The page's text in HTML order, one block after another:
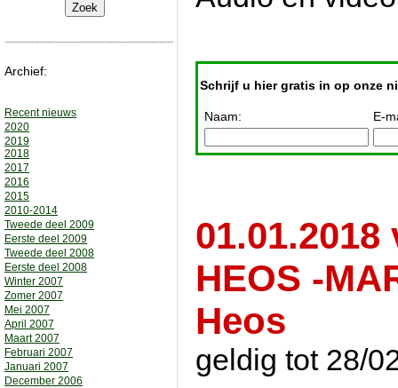
Archief:
Recent nieuws
2020
2019
2018
2017
2016
2015
2010-2014
Tweede deel 2009
Eerste deel 2009
Tweede deel 2008
Eerste deel 2008
Winter 2007
Zomer 2007
Mei 2007
April 2007
Maart 2007
Februari 2007
Januari 2007
December 2006
Schrijf u hier gratis in op onze
Naam: E-
HEOS -
Heos
geldig tot 28/